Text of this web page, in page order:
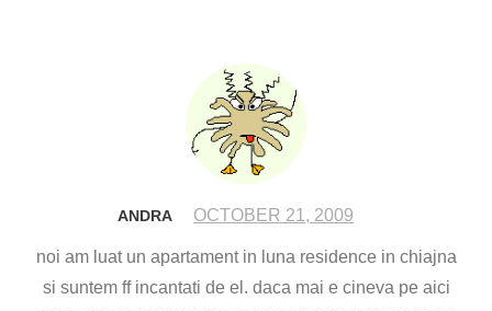
ANDRA OCTOBER 21, 2009
noi am luat un apartament in luna residence in chiajna
si suntem ff incantati de el. daca mai e cineva pe aici